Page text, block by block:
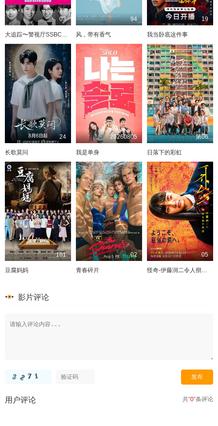
03
大追踪〜警视厅SSBC强行犯系〜 第二季
94
风，带有香气
19
我当卧底这件事
24
长歌莫问
20260805
我是单身
第06
日落下的彩虹
161
豆腐妈妈
02
青春碎片
05
怪奇-伊藤润二令人彻夜难眠的奇异故事－
影片评论
共“0”条评论
用户评论